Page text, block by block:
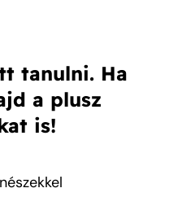
tanulni. Ha
a plusz
is!